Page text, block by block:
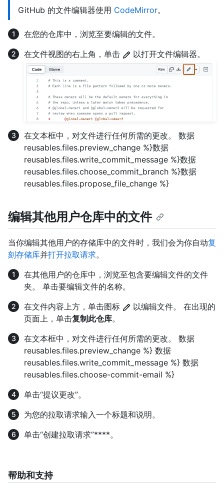
GitHub 的文件编辑器使用 CodeMirror。
在您的仓库中，浏览至要编辑的文件。
在文件视图的右上角，单击
以打开文件编辑器。
在文本框中，对文件进行任何所需的更改。 数据
reusables.files.preview_change %}数据
reusables.files.write_commit_message %}数据
reusables.files.choose_commit_branch %}数据
reusables.files.propose_file_change %}
编辑其他用户仓库中的文件
当你编辑其他用户的存储库中的文件时，我们会为你自动复
刻存储库并打开拉取请求。
在其他用户的仓库中，浏览至包含要编辑文件的文件
夹。 单击要编辑文件的名称。
在文件内容上方，单击图标
以编辑文件。 在出现的
页面上，单击复制此仓库。
在文本框中，对文件进行任何所需的更改。 数据
reusables.files.preview_change %} 数据
reusables.files.write_commit_message %} 数据
reusables.files.choose-commit-email %}
单击“提议更改”。
为您的拉取请求输入一个标题和说明。
单击“创建拉取请求”****。
帮助和支持